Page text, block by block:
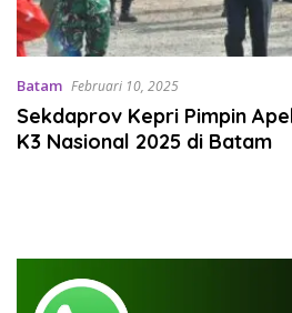
Batam Februari 10, 2025
Sekdaprov Kepri Pimpin
K3 Nasional 2025 di Batam